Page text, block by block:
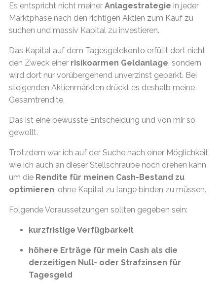
Es entspricht nicht meiner Anlagestrategie in jeder
Marktphase nach den richtigen Aktien zum Kauf zu
suchen und massiv Kapital zu investieren.
Das Kapital auf dem Tagesgeldkonto erfüllt dort nicht
den Zweck einer risikoarmen Geldanlage, sondern
wird dort nur vorübergehend unverzinst geparkt. Bei
steigenden Aktienmärkten drückt es deshalb meine
Gesamtrendite.
Das ist eine bewusste Entscheidung und von mir so
gewollt.
Trotzdem war ich auf der Suche nach einer Möglichkeit,
wie ich auch an dieser Stellschraube noch drehen kann
um die Rendite für meinen Cash-Bestand zu
optimieren, ohne Kapital zu lange binden zu müssen.
Folgende Voraussetzungen sollten gegeben sein:
kurzfristige Verfügbarkeit
höhere Erträge für mein Cash als die
derzeitigen Null- oder Strafzinsen für
Tagesgeld